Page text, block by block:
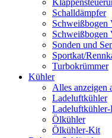
Schalldämpfer
Schweißbogen
Schweißbogen
Sonden und
Sportkat/
Turbokrümmer
Kühler
Alles anzeigen
Ladeluftkühler
Ölkühler
Ölkühler-Kit